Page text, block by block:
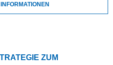
ZUM